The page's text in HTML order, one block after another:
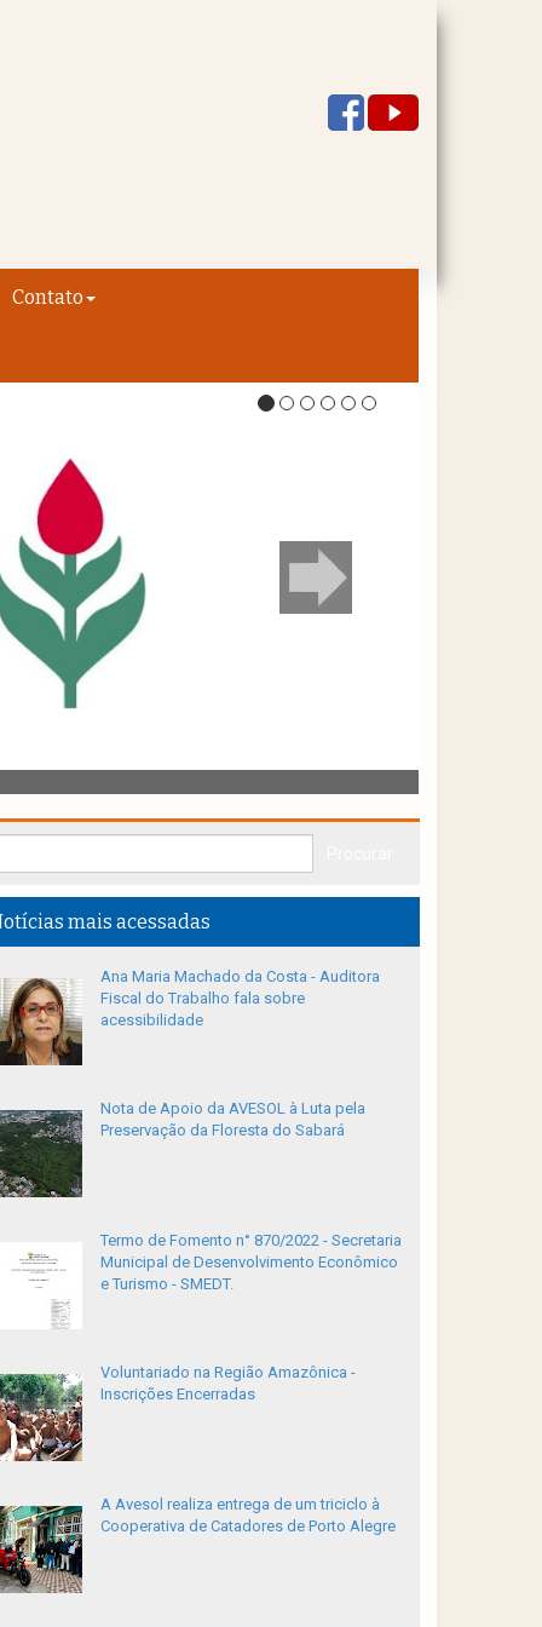
Contato
mais acessadas
Ana Maria Machado da Costa - Auditora
Fiscal do Trabalho fala sobre
acessibilidade
Nota de Apoio da AVESOL à Luta pela
Preservação da Floresta do Sabará
Termo de Fomento n° 870/2022 - Secretaria
Municipal de Desenvolvimento Econômico
e Turismo - SMEDT.
Voluntariado na Região Amazônica -
Inscrições Encerradas
A Avesol realiza entrega de um triciclo à
Cooperativa de Catadores de Porto Alegre